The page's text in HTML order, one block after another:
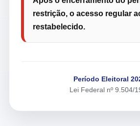
restrição, o acesso regular
restabelecido.
Período Eleitoral
Lei Federal nº 9.504/